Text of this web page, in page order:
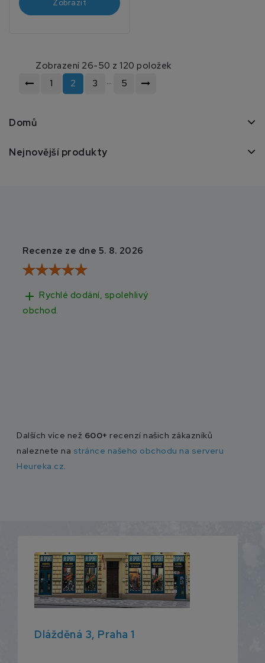
Zobrazit
Zobrazení 26-50 z 120 položek
1
2 3 … 5
Domů
Nejnovější produkty
Recenze ze dne 5. 8. 2026
add Rychlé dodání, spolehlivý
obchod.
Dalších více než 600+ recenzí našich zákazníků
naleznete na stránce našeho obchodu na serveru
Heureka.cz.
Dlážděná 3, Praha 1